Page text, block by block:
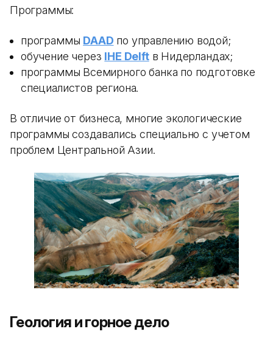
Программы:
программы DAAD по управлению водой;
обучение через IHE Delftв Нидерландах;
программы Всемирного банка по подготовке
специалистов региона.
В отличие от бизнеса, многие экологические
программы создавались специально с учетом
проблем Центральной Азии.
Геология и горное дело